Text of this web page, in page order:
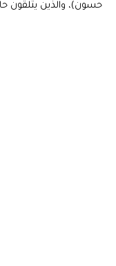
حسون)، والذين يتلقون